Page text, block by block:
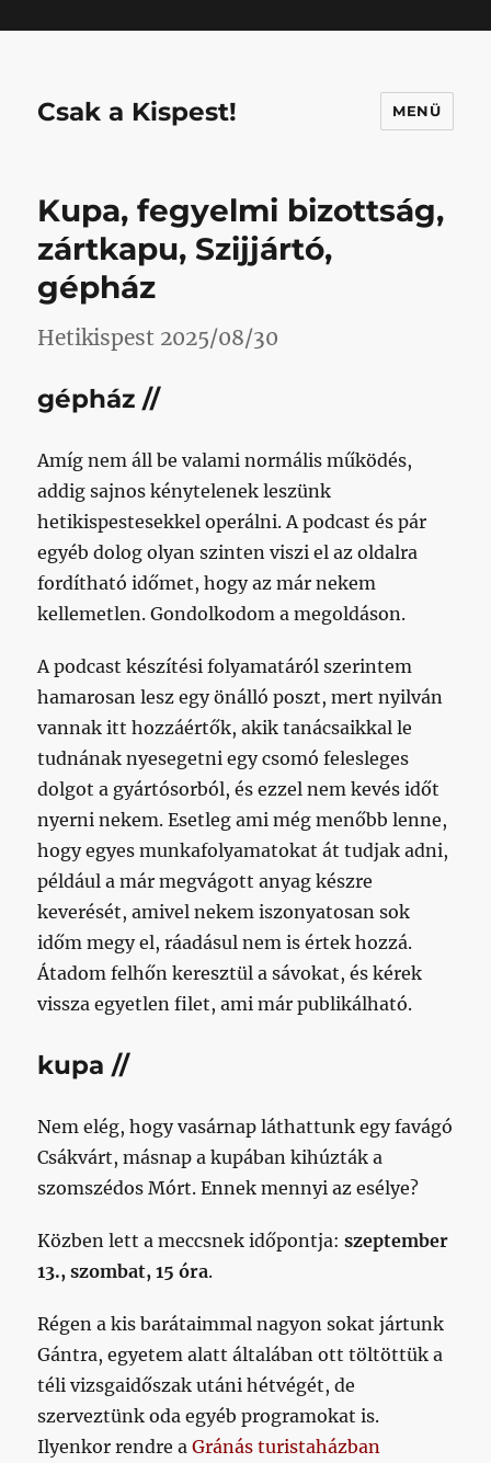
Csak a Kispest! MENÜ
Kupa, fegyelmi bizottság,
zártkapu, Szijjártó,
gépház
Hetikispest 2025/08/30
gépház //
Amíg nem áll be valami normális működés,
addig sajnos kénytelenek leszünk
hetikispestesekkel operálni. A podcast és pár
egyéb dolog olyan szinten viszi el az oldalra
fordítható időmet, hogy az már nekem
kellemetlen. Gondolkodom a megoldáson.
A podcast készítési folyamatáról szerintem
hamarosan lesz egy önálló poszt, mert nyilván
vannak itt hozzáértők, akik tanácsaikkal le
tudnának nyesegetni egy csomó felesleges
dolgot a gyártósorból, és ezzel nem kevés időt
nyerni nekem. Esetleg ami még menőbb lenne,
hogy egyes munkafolyamatokat át tudjak adni,
például a már megvágott anyag készre
keverését, amivel nekem iszonyatosan sok
időm megy el, ráadásul nem is értek hozzá.
Átadom felhőn keresztül a sávokat, és kérek
vissza egyetlen filet, ami már publikálható.
kupa //
Nem elég, hogy vasárnap láthattunk egy favágó
Csákvárt, másnap a kupában kihúzták a
szomszédos Mórt. Ennek mennyi az esélye?
Közben lett a meccsnek időpontja:szeptember
13., szombat, 15 óra.
Régen a kis barátaimmal nagyon sokat jártunk
Gántra, egyetem alatt általában ott töltöttük a
téli vizsgaidőszak utáni hétvégét, de
szerveztünk oda egyéb programokat is.
Ilyenkor rendre aGránás turistaházban